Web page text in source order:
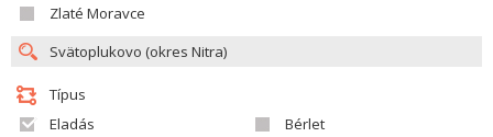
Zlaté Moravce
Típus
Eladás
Bérlet